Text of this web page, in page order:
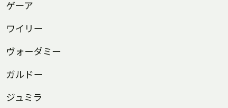
ゲーア
ワイリー
ヴォーダミー
ガルドー
ジュミラ